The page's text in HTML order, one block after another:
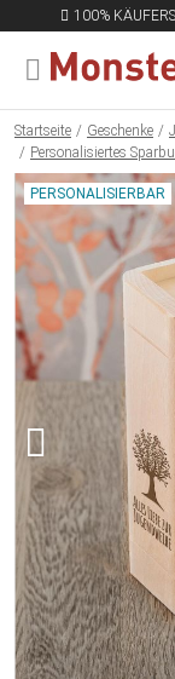
100%
MENÜ
Startseite Geschenke
Personalisiertes
PERSONALISIERBAR